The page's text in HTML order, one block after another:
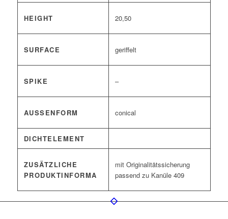
HEIGHT 20,50
SURFACE geriffelt
SPIKE –
AUSSENFORM conical
DICHTELEMENT
ZUSÄTZLICHE
PRODUKTINFORMA
mit Originalitätssicherung
passend zu Kanüle 409